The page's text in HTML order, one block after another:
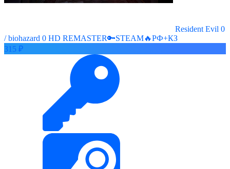
Resident Evil 0
/ biohazard 0 HD REMASTER🔑STEAM🔥РФ+КЗ
315 ₽